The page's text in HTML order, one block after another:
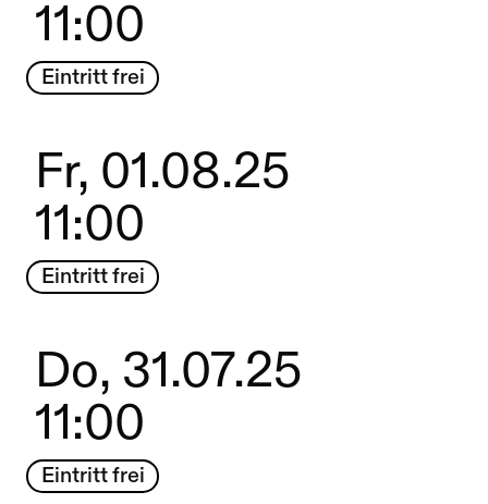
11:00
Eintritt frei
Fr, 01.08.25
11:00
Eintritt frei
Do, 31.07.25
11:00
Eintritt frei